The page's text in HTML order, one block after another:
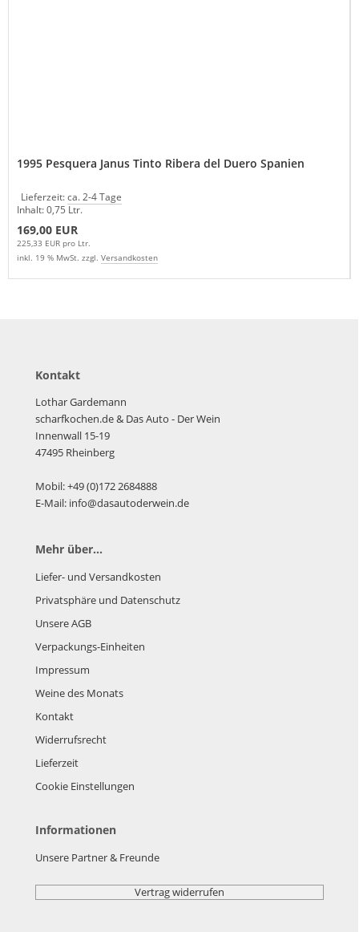
1995 Pesquera Janus Tinto Ribera del Duero Spanien
Lieferzeit:ca. 2-4 Tage
Inhalt: 0,75 Ltr.
169,00 EUR
225,33 EUR pro Ltr.
inkl. 19 % MwSt. zzgl. Versandkosten
Kontakt
Lothar Gardemann
scharfkochen.de& Das Auto - Der Wein
Innenwall 15-19
47495 Rheinberg
Mobil: +49 (0)172 2684888
E-Mail: info@dasautoderwein.de
Mehr über...
Liefer- und Versandkosten
Privatsphäre und Datenschutz
Unsere AGB
Verpackungs-Einheiten
Impressum
Weine des Monats
Kontakt
Widerrufsrecht
Lieferzeit
Cookie Einstellungen
Informationen
Unsere Partner & Freunde
Vertrag widerrufen